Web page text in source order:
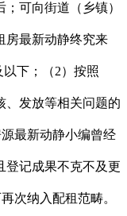
可向街道（乡镇）
房最新动静终究来
下；（2）按照
、发放等相关问题的
最新动静小编曾经
登记成果不克不及更
次纳入配租范畴。